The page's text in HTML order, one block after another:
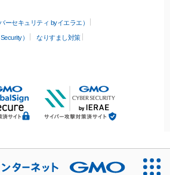
ーセキュリティ byイエラエ）
）
なりすまし対策